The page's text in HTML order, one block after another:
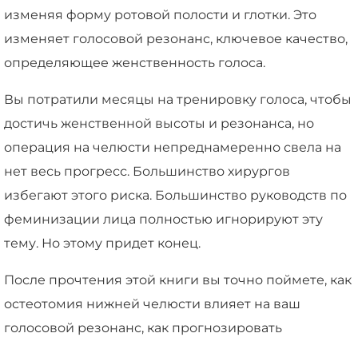
изменяя форму ротовой полости и глотки. Это
изменяет голосовой резонанс, ключевое качество,
определяющее женственность голоса.
Вы потратили месяцы на тренировку голоса, чтобы
достичь женственной высоты и резонанса, но
операция на челюсти непреднамеренно свела на
нет весь прогресс. Большинство хирургов
избегают этого риска. Большинство руководств по
феминизации лица полностью игнорируют эту
тему. Но этому придет конец.
После прочтения этой книги вы точно поймете, как
остеотомия нижней челюсти влияет на ваш
голосовой резонанс, как прогнозировать